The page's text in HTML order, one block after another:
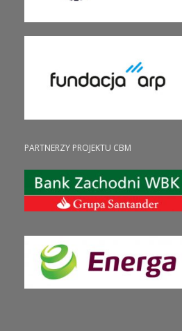
PARTNERZY PROJEKTU CBM